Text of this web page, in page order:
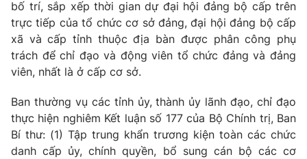
bố trí, sắp xếp thời gian dự đại hội đảng bộ cấp trên
trực tiếp của tổ chức cơ sở đảng, đại hội đảng bộ cấp
xã và cấp tỉnh thuộc địa bàn được phân công phụ
trách để chỉ đạo và động viên tổ chức đảng và đảng
viên, nhất là ở cấp cơ sở.
Ban thường vụ các tỉnh ủy, thành ủy lãnh đạo, chỉ đạo
thực hiện nghiêm Kết luận số 177 của Bộ Chính trị, Ban
Bí thư: (1) Tập trung khẩn trương kiện toàn các chức
danh cấp ủy, chính quyền, bổ sung cán bộ các cơ